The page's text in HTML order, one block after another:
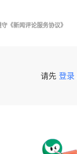
守 《新闻评论服务协议》
请先 登录